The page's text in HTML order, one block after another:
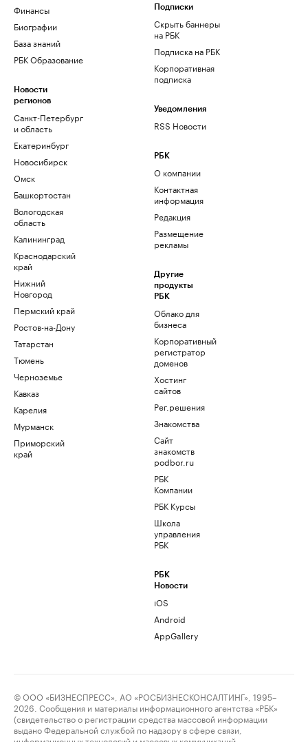
Финансы
Биографии
База знаний
РБК Образование
Новости
регионов
Санкт-Петербург
и область
Екатеринбург
Новосибирск
Омск
Башкортостан
Вологодская
область
Калининград
Краснодарский
край
Нижний
Новгород
Пермский край
Ростов-на-Дону
Татарстан
Тюмень
Черноземье
Кавказ
Карелия
Мурманск
Приморский
край
Подписки
Скрыть баннеры
на РБК
Подписка на РБК
Корпоративная
подписка
Уведомления
RSS Новости
РБК
О компании
Контактная
информация
Редакция
Размещение
рекламы
Другие
продукты
РБК
Облако для
бизнеса
Корпоративный
регистратор
доменов
Хостинг
сайтов
Рег.решения
Знакомства
Сайт
знакомств
podbor.ru
РБК
Компании
РБК Курсы
Школа
управления
РБК
РБК
Новости
iOS
Android
AppGallery
© ООО «БИЗНЕСПРЕСС», АО «РОСБИЗНЕСКОНСАЛТИНГ», 1995–
2026. Сообщения и материалы информационного агентства «РБК»
(свидетельство о регистрации средства массовой информации
выдано Федеральной службой по надзору в сфере связи,